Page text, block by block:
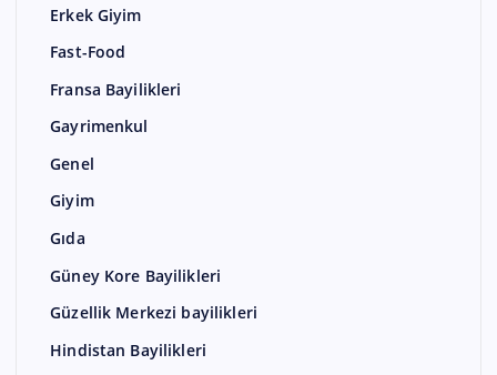
Erkek Giyim
Fast-Food
Fransa Bayilikleri
Gayrimenkul
Genel
Giyim
Gıda
Güney Kore Bayilikleri
Güzellik Merkezi bayilikleri
Hindistan Bayilikleri